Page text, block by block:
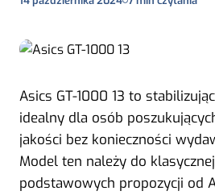
Asics GT-1000 13 to
idealny dla osób
jakości bez konieczności
Model ten należy do
podstawowych propozycji od